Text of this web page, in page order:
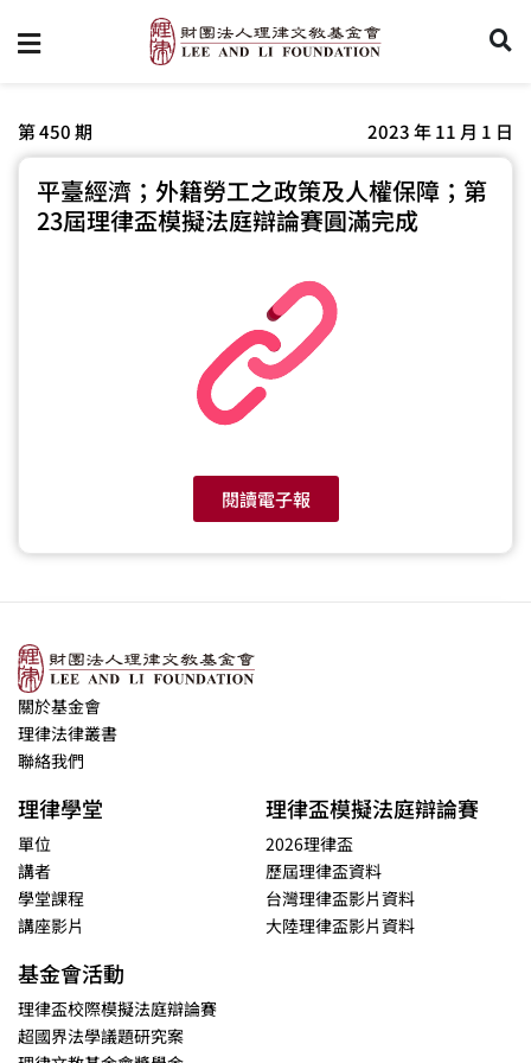
第 450 期 2023 年 11 月 1 日
平臺經濟；外籍勞工之政策及人權保障；第
23屆理律盃模擬法庭辯論賽圓滿完成
閱讀電子報
關於基金會
理律法律叢書
聯絡我們
理律學堂
單位
講者
學堂課程
講座影片
理律盃模擬法庭辯論賽
2026理律盃
歷屆理律盃資料
台灣理律盃影片資料
大陸理律盃影片資料
基金會活動
理律盃校際模擬法庭辯論賽
超國界法學議題研究案